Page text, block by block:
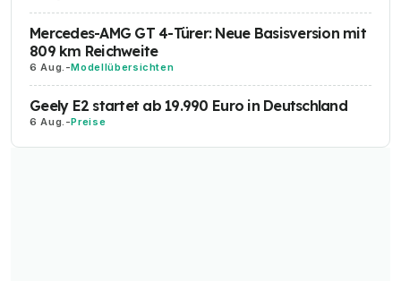
Mercedes-AMG GT 4-Türer: Neue Basisversion mit
809 km Reichweite
6 Aug. -Modellübersichten
Geely E2 startet ab 19.990 Euro in Deutschland
6 Aug. -Preise